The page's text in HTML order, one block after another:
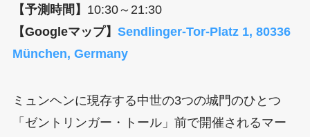
【予測時間】 10:30～21:30
【Googleマップ】 Sendlinger-Tor-Platz 1, 80336
München, Germany
ミュンヘンに現存する中世の3つの城門のひとつ
「ゼントリンガー・トール」前で開催されるマー